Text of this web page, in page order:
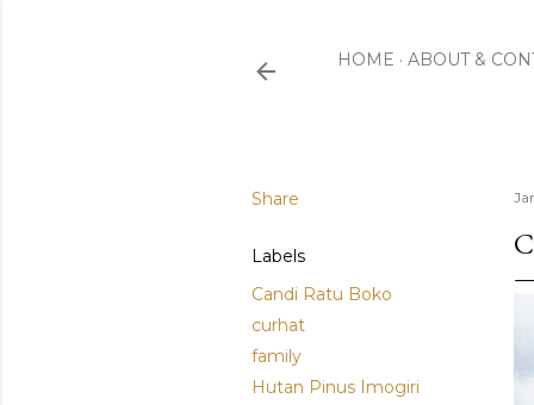
HOME ABOUT &
Share
Labels
Candi Ratu Boko
curhat
family
Hutan Pinus Imogiri